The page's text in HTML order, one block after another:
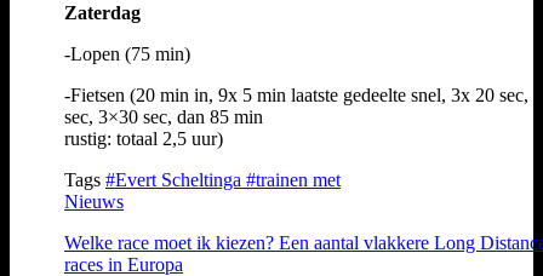
Zaterdag
-Lopen (75 min)
-Fietsen (20 min in, 9x 5 min laatste gedeelte snel, 3x 20 sec,
sec, 3×30 sec, dan 85 min
rustig: totaal 2,5 uur)
Tags #Evert Scheltinga #trainen met
Nieuws
Welke race moet ik kiezen? Een aantal vlakkere Long
races in Europa